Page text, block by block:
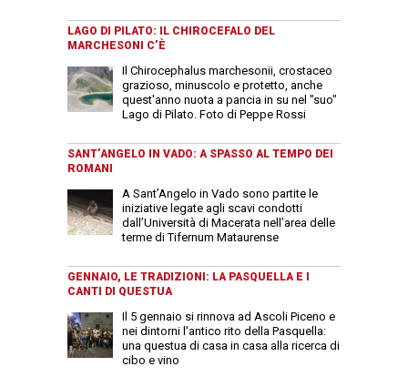
LAGO DI PILATO: IL CHIROCEFALO DEL
MARCHESONI C’È
Il Chirocephalus marchesonii, crostaceo
grazioso, minuscolo e protetto, anche
quest'anno nuota a pancia in su nel "suo"
Lago di Pilato. Foto di Peppe Rossi
SANT’ANGELO IN VADO: A SPASSO AL TEMPO DEI
ROMANI
A Sant’Angelo in Vado sono partite le
iniziative legate agli scavi condotti
dall’Università di Macerata nell’area delle
terme di Tifernum Mataurense
GENNAIO, LE TRADIZIONI: LA PASQUELLA E I
CANTI DI QUESTUA
Il 5 gennaio si rinnova ad Ascoli Piceno e
nei dintorni l'antico rito della Pasquella:
una questua di casa in casa alla ricerca di
cibo e vino